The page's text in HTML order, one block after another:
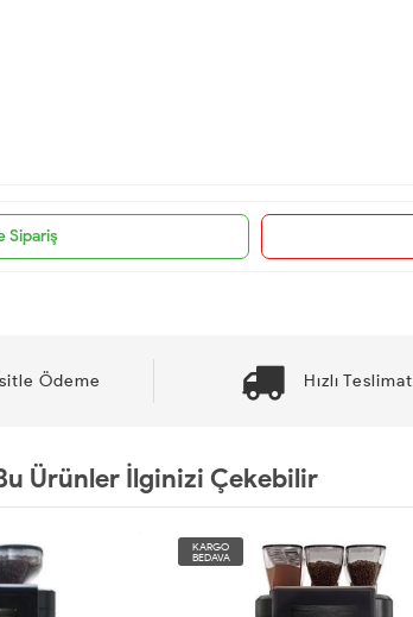
Sipariş
Ödeme Hızlı Teslimat
Ürünler İlginizi Çekebilir
KARGO
BEDAVA